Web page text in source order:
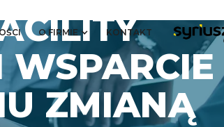
O FIRMIE KONTAKT
ZMIANĄ